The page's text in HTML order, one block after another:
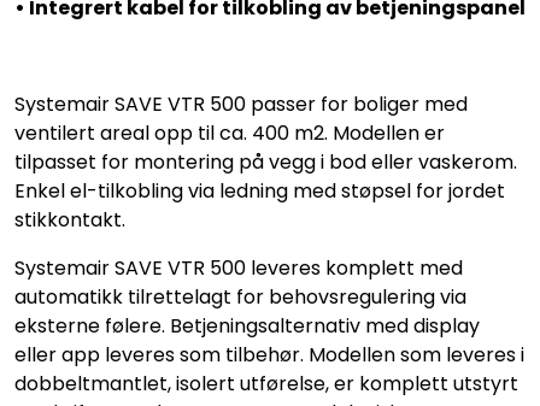
• Integrert kabel for tilkobling av betjeningspanel
Systemair SAVE VTR 500 passer for boliger med
ventilert areal opp til ca. 400 m2. Modellen er
tilpasset for montering på vegg i bod eller vaskerom.
Enkel el-tilkobling via ledning med støpsel for jordet
stikkontakt.
Systemair SAVE VTR 500 leveres komplett med
automatikk tilrettelagt for behovsregulering via
eksterne følere. Betjeningsalternativ med display
eller app leveres som tilbehør. Modellen som leveres i
dobbeltmantlet, isolert utførelse, er komplett utstyrt